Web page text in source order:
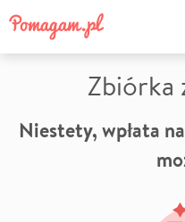
Zbiórka
Niestety, wpłata